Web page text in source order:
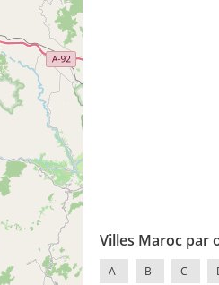
Villes Maroc par
A B C